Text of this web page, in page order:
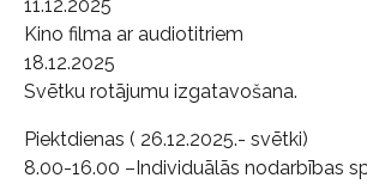
11.12.2025
Kino filma ar audiotitriem
18.12.2025
Svētku rotājumu izgatavošana.
Piektdienas ( 26.12.2025.- svētki)
8.00-16.00 –Individuālās nodarbības